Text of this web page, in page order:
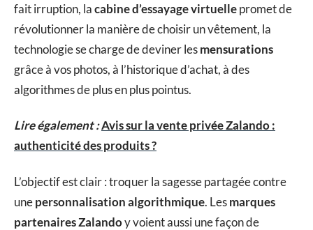
fait irruption, lacabine d’essayage virtuellepromet de
révolutionner la manière de choisir un vêtement, la
technologie se charge de deviner lesmensurations
grâce à vos photos, à l’historique d’achat, à des
algorithmes de plus en plus pointus.
Lire également :Avis sur la vente privée Zalando :
authenticité des produits ?
L’objectif est clair : troquer la sagesse partagée contre
unepersonnalisation algorithmique. Lesmarques
partenaires Zalandoy voient aussi une façon de